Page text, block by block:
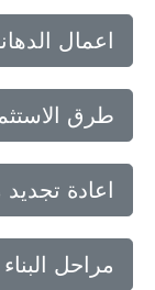
اعمال
طرق
اعادة
مراحل البناء